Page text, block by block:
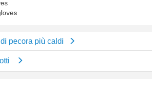
pecora più caldi